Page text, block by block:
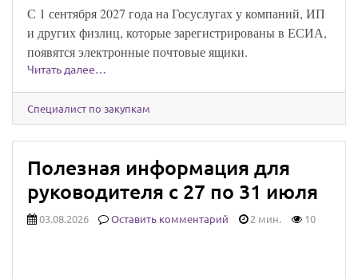
С 1 сентября 2027 года на Госуслугах у компаний, ИП
и других физлиц, которые зарегистрированы в ЕСИА,
появятся электронные почтовые ящики.
Читать далее…
Специалист по закупкам
Полезная информация для
руководителя с 27 по 31 июля
03.08.2026 Оставить комментарий 2 мин. 10